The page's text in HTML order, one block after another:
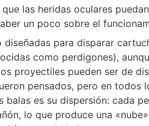
las heridas oculares
un poco sobre el
diseñadas para disparar
como perdigones),
proyectiles pueden ser de
pensados, pero en todos
es su dispersión: cada
lo que produce una